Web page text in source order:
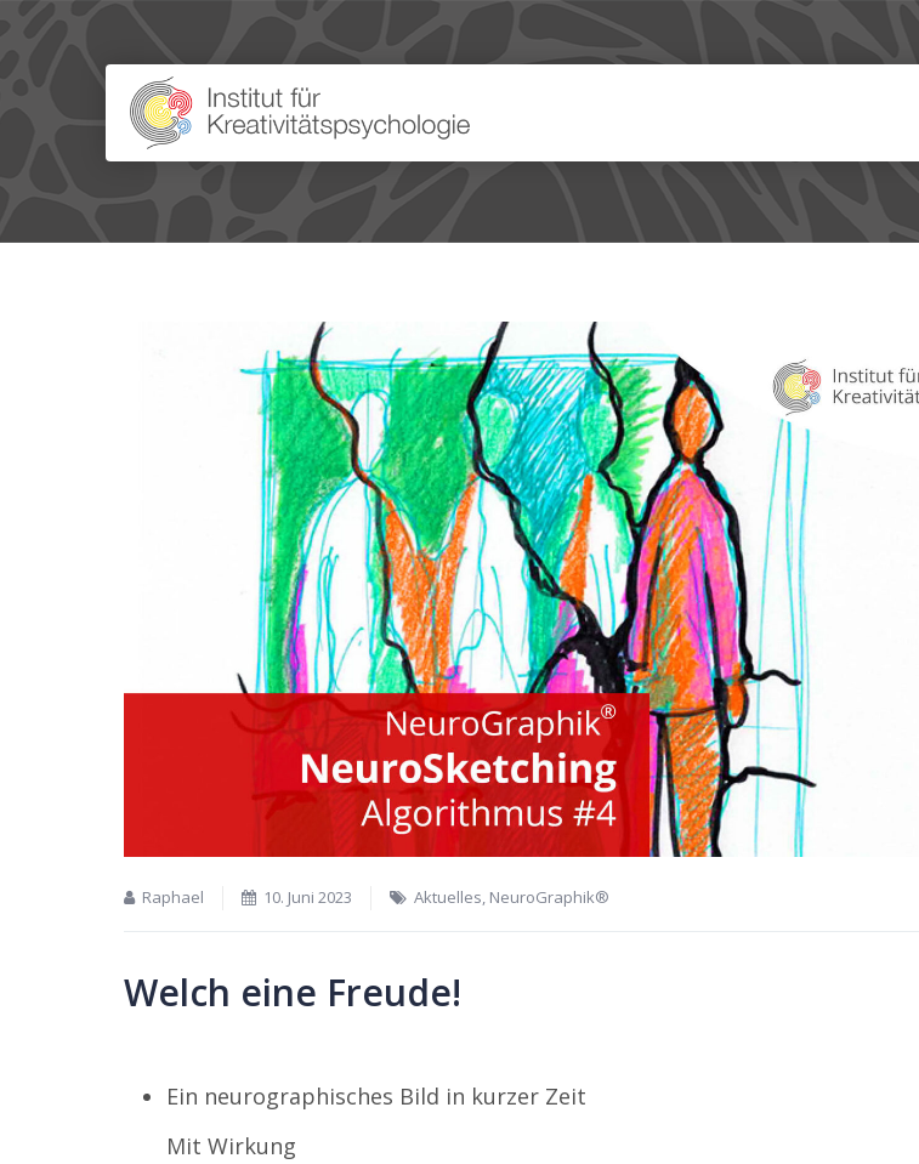
Raphael 10. Juni 2023 Aktuelles NeuroGraphik®
Welch eine Freude!
Ein neurographisches Bild in kurzer Zeit
Mit Wirkung